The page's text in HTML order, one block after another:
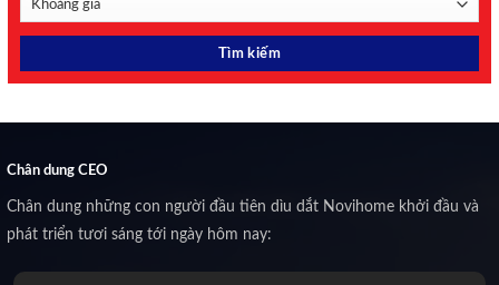
Chân dung CEO
Chân dung những con người đầu tiên dìu dắt Novihome khởi đầu và
phát triển tươi sáng tới ngày hôm nay: